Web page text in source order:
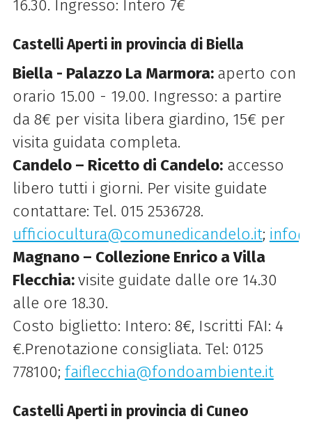
16.30. Ingresso: Intero 7€
Castelli Aperti in provincia di Biella
Biella - Palazzo La Marmora: aperto con
orario 15.00 - 19.00. Ingresso: a partire
da 8€ per visita libera giardino, 15€ per
visita guidata completa.
Candelo – Ricetto di Candelo:accesso
libero tutti i giorni. Per visite guidate
contattare: Tel. 015 2536728.
ufficiocultura@comunedicandelo.it;
Magnano – Collezione Enrico a Villa
Flecchia:visite guidate dalle ore 14.30
alle ore 18.30.
Costo biglietto: Intero: 8€, Iscritti FAI: 4
€.Prenotazione consigliata. Tel: 0125
778100; faiflecchia@fondoambiente.it
Castelli Aperti in provincia di Cuneo